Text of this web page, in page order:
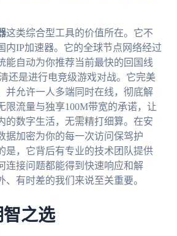
这类综合型工具的价值所在。它不
内IP加速器。它的全球节点网络经过
能自动为你推荐当前最快的回国线
还是进行电竞级游戏对战。它完美
并允许一人多端同时在线，彻底解
限流量与独享100M带宽的承诺，让
的数字生活，无需精打细算。在安
据加密为你的每一次访问保驾护
是，它背后有专业的技术团队提供
连接问题都能得到快速响应和解
、有时差的我们来说至关重要。
之选